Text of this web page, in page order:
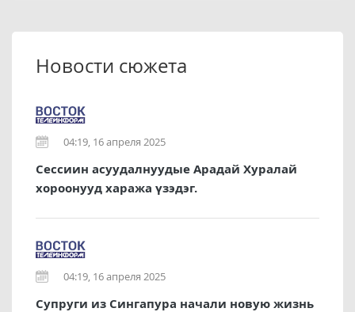
Новости сюжета
04:19, 16 апреля 2025
Сессиин асуудалнуудые Арадай Хуралай
хороонууд хаража үзэдэг.
04:19, 16 апреля 2025
Супруги из Сингапура начали новую жизнь